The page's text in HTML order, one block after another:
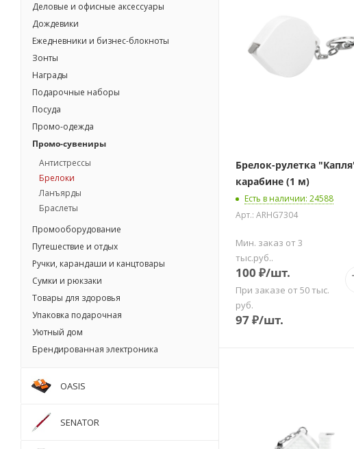
Брелок-рулетка "Капля" на
карабине (1 м)
Есть в наличии: 24588
Арт.: ARHG7304
Мин. заказ от 3
тыс.руб..
100 ₽/шт.
При заказе от 50 тыс.
руб.
97₽/шт.
Деловые и офисные аксессуары
Дождевики
Ежедневники и бизнес-блокноты
Зонты
Награды
Подарочные наборы
Посуда
Промо-одежда
Промо-сувениры
Антистрессы
Брелоки
Ланъярды
Браслеты
Промооборудование
Путешествие и отдых
Ручки, карандаши и канцтовары
Сумки и рюкзаки
Товары для здоровья
Упаковка подарочная
Уютный дом
Брендированная электроника
OASIS
SENATOR